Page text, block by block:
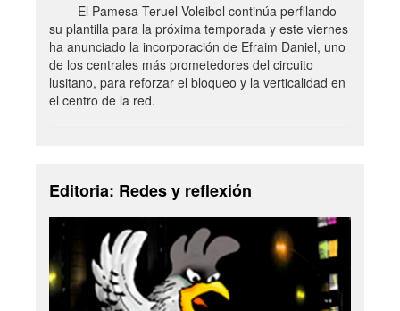
El Pamesa Teruel Voleibol continúa perfilando
su plantilla para la próxima temporada y este viernes
ha anunciado la incorporación de Efraim Daniel, uno
de los centrales más prometedores del circuito
lusitano, para reforzar el bloqueo y la verticalidad en
el centro de la red.
Editoria: Redes y reflexión